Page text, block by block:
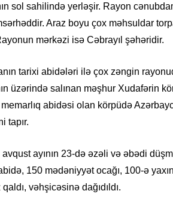
sol sahilində yerləşir. Rayon
Araz boyu çox məhsuldar
mərkəzi isə Cəbrayıl şəhəridir.
tarixi abidələri ilə çox zəngin
üzərində salınan məşhur Xudafərin
abidəsi olan körpüdə
tapır.
ayının 23-də əzəli və əbədi
150 mədəniyyət ocağı, 100-ə
vəhşicəsinə dağıdıldı.